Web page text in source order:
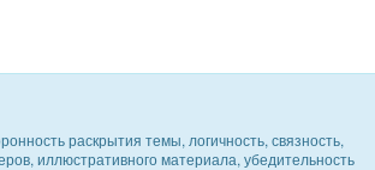
раскрытия темы, логичность, связность,
иллюстративного материала, убедительность